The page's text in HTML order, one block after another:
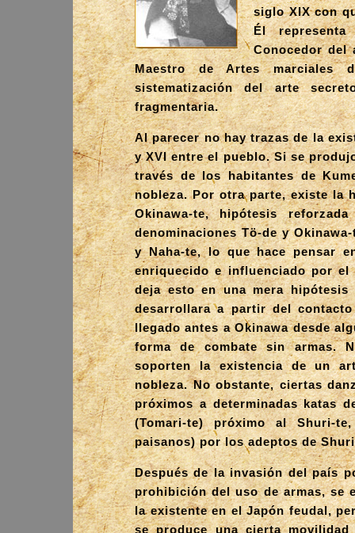
siglo XIX con
Él
Conocedor del
Maestro de Artes marciales
sistematización del arte
fragmentaria.
Al parecer no hay trazas de la
y XVI entre el pueblo. Si se
través de los habitantes de
nobleza. Por otra parte, existe la
Okinawa-te, hipótesis
denominaciones Tö-de y
y Naha-te, lo que hace pensar
enriquecido e influenciado por
deja esto en una mera
desarrollara a partir del
llegado antes a Okinawa desde
forma de combate sin armas.
soporten la existencia de un
nobleza. No obstante, ciertas
próximos a determinadas katas
(Tomari-te) próximo al Shuri-
paisanos) por los adeptos de
Después de la invasión del país
prohibición del uso de armas, se
la existente en el Japón feudal,
se produce una cierta